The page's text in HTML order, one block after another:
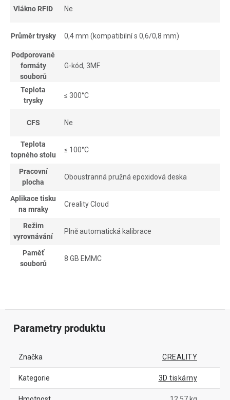
Vlákno RFID Ne
Průměr trysky 0,4 mm (kompatibilní s 0,6/0,8 mm)
Podporované
formáty
souborů
G-kód, 3MF
Teplota
trysky
≤ 300°C
CFS Ne
Teplota
topného stolu
≤ 100°C
Pracovní
plocha
Oboustranná pružná epoxidová deska
Aplikace tisku
na mraky
Creality Cloud
Režim
vyrovnávání
Plně automatická kalibrace
Paměť
souborů
8 GB EMMC
Parametry produktu
Značka CREALITY
Kategorie 3D tiskárny